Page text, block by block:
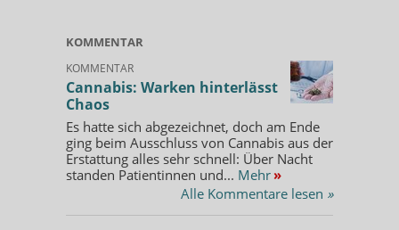
KOMMENTAR
KOMMENTAR
Cannabis: Warken hinterlässt
Chaos
Es hatte sich abgezeichnet, doch am Ende
ging beim Ausschluss von Cannabis aus der
Erstattung alles sehr schnell: Über Nacht
standen Patientinnen und... Mehr »
Alle Kommentare lesen »